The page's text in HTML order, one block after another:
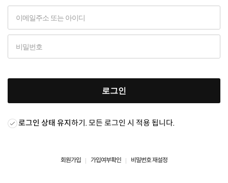
로그인
로그인 상태 유지하기. 모든 로그인 시 적용 됩니다.
회원가입 가입여부확인 비밀번호 재설정